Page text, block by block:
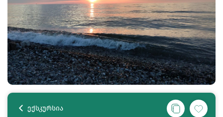
ექსკურსია